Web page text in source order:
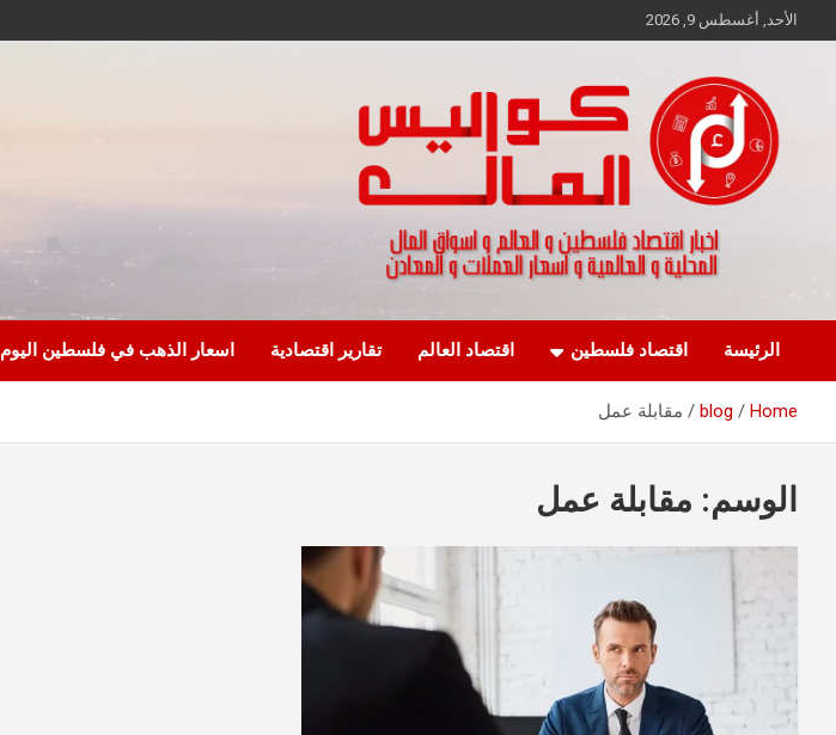
to
الأحد, أغسطس 9, 2026
كواليس المال
الرئيسة اقتصاد فلسطين اقتصاد العالم تقارير اقتصادية اسعار الذهب في فلسطين اليوم
Home
blog مقابلة عمل
الوسم: مقابلة عمل